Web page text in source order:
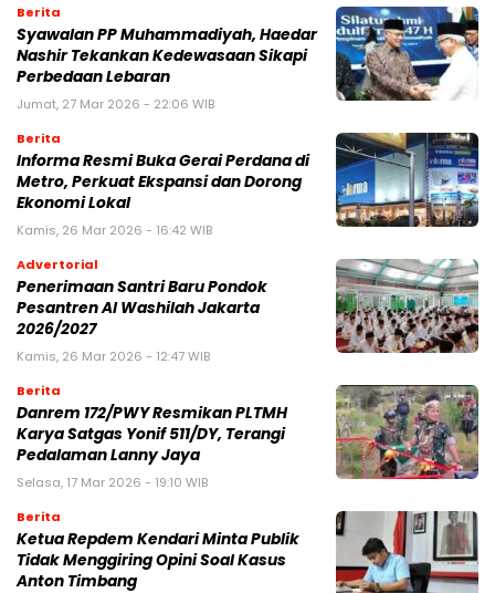
Berita
Syawalan PP Muhammadiyah, Haedar
Nashir Tekankan Kedewasaan Sikapi
Perbedaan Lebaran
Jumat, 27 Mar 2026 - 22:06 WIB
Berita
Informa Resmi Buka Gerai Perdana di
Metro, Perkuat Ekspansi dan Dorong
Ekonomi Lokal
Kamis, 26 Mar 2026 - 16:42 WIB
Advertorial
Penerimaan Santri Baru Pondok
Pesantren Al Washilah Jakarta
2026/2027
Kamis, 26 Mar 2026 - 12:47 WIB
Berita
Danrem 172/PWY Resmikan PLTMH
Karya Satgas Yonif 511/DY, Terangi
Pedalaman Lanny Jaya
Selasa, 17 Mar 2026 - 19:10 WIB
Berita
Ketua Repdem Kendari Minta Publik
Tidak Menggiring Opini Soal Kasus
Anton Timbang